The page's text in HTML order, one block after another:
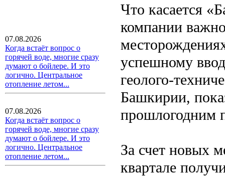
07.08.2026
Когда встаёт вопрос о
горячей воде, многие сразу
думают о бойлере. И это
логично. Центральное
отопление летом...
07.08.2026
Когда встаёт вопрос о
горячей воде, многие сразу
думают о бойлере. И это
логично. Центральное
отопление летом...
Что касается
компании
успешному
геолого-
Башкирии,
прошлогодним
За счет новых
квартале